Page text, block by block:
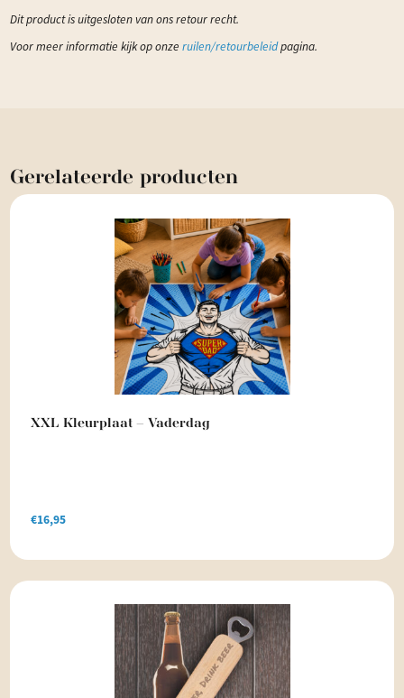
Dit product is uitgesloten van ons retour recht.
Voor meer informatie kijk op onzeruilen/retourbeleidpagina.
Gerelateerde producten
XXL Kleurplaat – Vaderdag
€16,95